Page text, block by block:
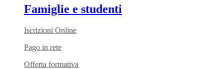
Famiglie e studenti
Iscrizioni Online
Pago in rete
Offerta formativa